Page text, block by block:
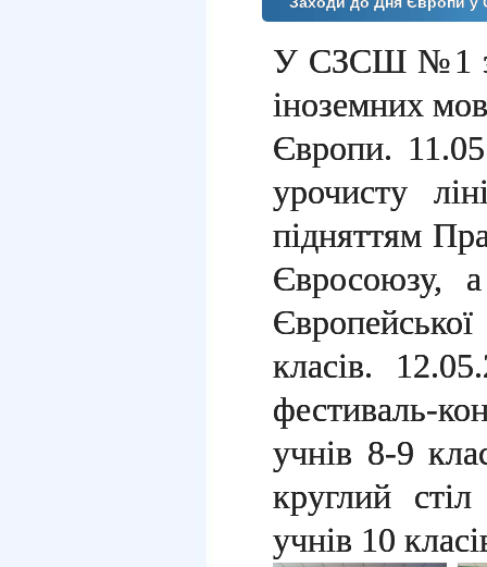
У СЗСШ №1 з
іноземних
Європи.
урочисту
підняттям
Євросоюзу,
класів.
фестиваль-
учнів 8-9
круглий
учнів 10